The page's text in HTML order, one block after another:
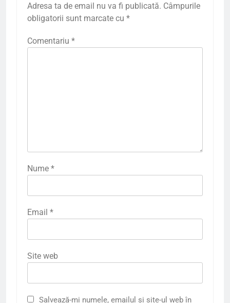
Adresa ta de email nu va fi publicată. Câmpurile
obligatorii sunt marcate cu *
Comentariu *
Nume *
Email *
Site web
Salvează-mi numele, emailul și site-ul web în